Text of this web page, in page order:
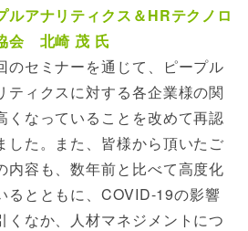
ルアナリティクス＆HRテクノロ
会 北崎 茂 氏
のセミナーを通じて、ピープル
ティクスに対する各企業様の関
くなっていることを改めて再認
した。また、皆様から頂いたご
内容も、数年前と比べて高度化
るとともに、COVID-19の影響
くなか、人材マネジメントにつ